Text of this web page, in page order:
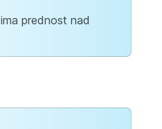
ima prednost nad